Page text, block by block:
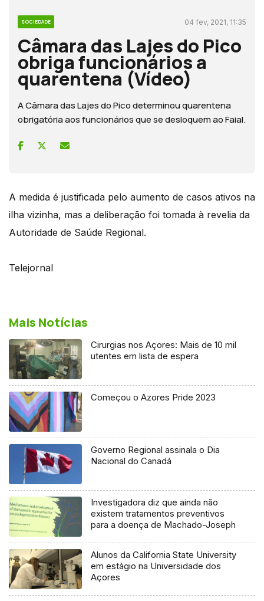
SOCIEDADE 04 fev, 2021, 11:35
Câmara das Lajes do Pico
obriga funcionários a
quarentena (Vídeo)
A Câmara das Lajes do Pico determinou quarentena
obrigatória aos funcionários que se desloquem ao Faial.
A medida é justificada pelo aumento de casos ativos na
ilha vizinha, mas a deliberação foi tomada à revelia da
Autoridade de Saúde Regional.
Telejornal
Mais Notícias
Cirurgias nos Açores: Mais de 10 mil
utentes em lista de espera
Começou o Azores Pride 2023
Governo Regional assinala o Dia
Nacional do Canadá
Investigadora diz que ainda não
existem tratamentos preventivos
para a doença de Machado-Joseph
Alunos da California State University
em estágio na Universidade dos
Açores